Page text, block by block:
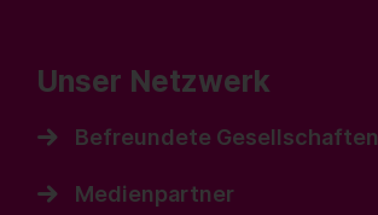
Unser Netzwerk
Befreundete Gesellschaften
Medienpartner